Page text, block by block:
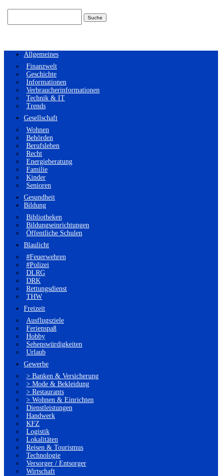
Allgemeines
Finanzwelt
Geschichte
Informationen
Verbraucherinformationen
Technik & IT
Trends
Gesellschaft
Wohnen
Behörden
Berufsleben
Recht
Energieberatung
Familie
Kinder
Senioren
Gesundheit
Bildung
Bibliotheken
Bildungseinrichtungen
Öffentliche Schulen
Blaulicht
#Feuerwehren
#Polizei
DLRG
DRK
Rettungsdienst
THW
Freizeit
Ausflugsziele
Ferienspaß
Hobby
Sehenswürdigkeiten
Urlaub
Gewerbe
> Banken & Versicherung
> Mode & Bekleidung
> Restaurants
> Wohnen & Einrichten
Dienstleistungen
Handwerk
KFZ
Logistik
Lokalitäten
Reisen & Tourismus
Technologie
Versorger / Entsorger
Wirtschaft